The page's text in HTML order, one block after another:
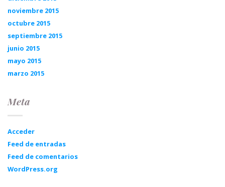
noviembre 2015
octubre 2015
septiembre 2015
junio 2015
mayo 2015
marzo 2015
Meta
Acceder
Feed de entradas
Feed de comentarios
WordPress.org